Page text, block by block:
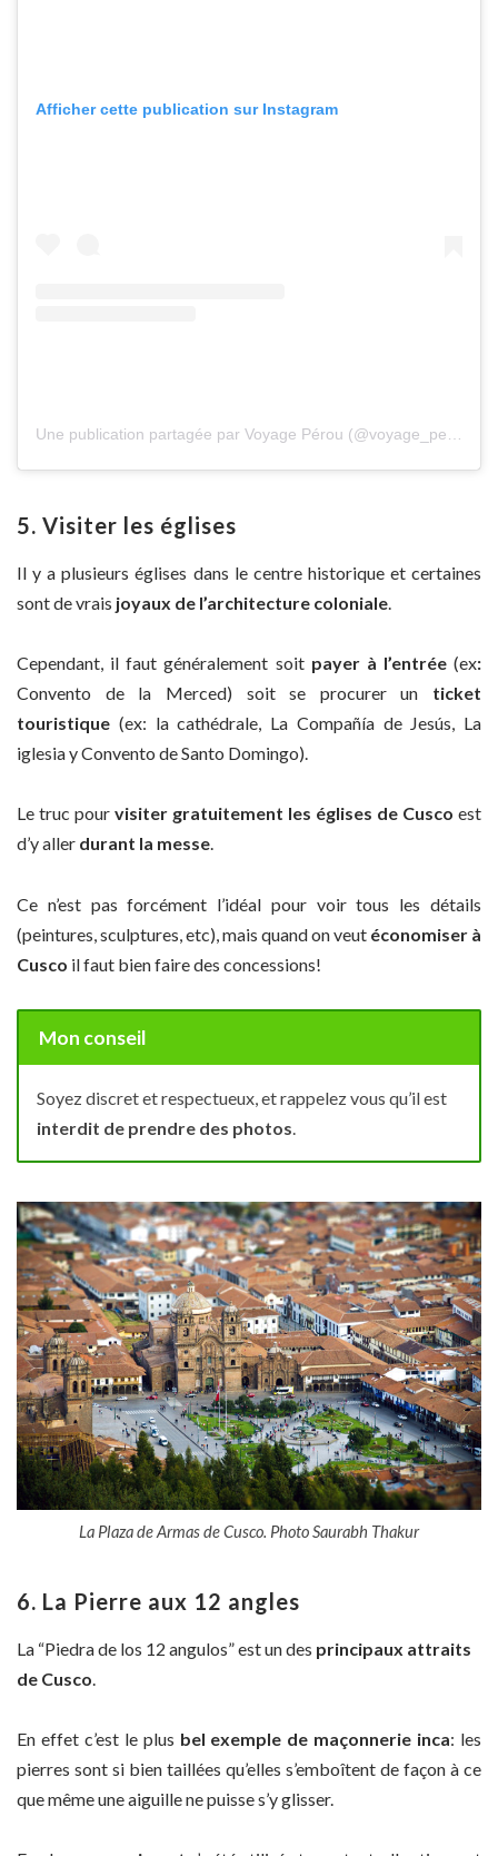
Afficher cette publication sur Instagram
5. Visiter les églises
Il y a plusieurs églises dans le centre historique et certaines
sont de vrais joyaux de l’architecture coloniale
Cependant, il faut généralement soit payer à l’entrée(ex:
Convento de la Merced) soit se procurer un ticket
touristique (ex: la cathédrale, La Compañía de Jesús, La
iglesia y Convento de Santo Domingo).
Le truc pour visiter gratuitement les églises de Cusco est
d’y aller durant la messe.
Ce n’est pas forcément l’idéal pour voir tous les détails
(peintures, sculptures, etc), mais quand on veut économiser à
Cusco il faut bien faire des concessions!
Mon conseil
Soyez discret et respectueux, et rappelez vous qu’il est
interdit de prendre des photos.
La Plaza de Armas de Cusco. Photo Saurabh Thakur
6. La Pierre aux 12 angles
La “Piedra de los 12 angulos” est un des principaux attraits
de Cusco
En effet c’est le plus bel exemple de maçonnerie inca: les
pierres sont si bien taillées qu’elles s’emboîtent de façon à ce
que même une aiguille ne puisse s’y glisser.